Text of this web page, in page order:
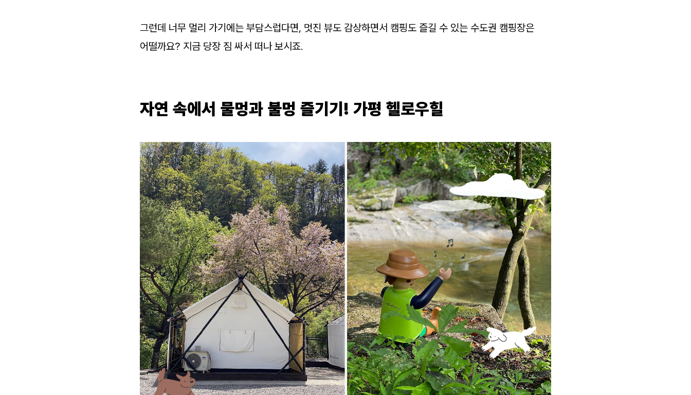
그런데 너무 멀리 가기에는 부담스럽다면, 멋진 뷰도 감상하면서 캠핑도 즐길 수 있는 수도권 캠핑장은
어떨까요? 지금 당장 짐 싸서 떠나 보시죠.
자연 속에서 물멍과 불멍 즐기기! 가평 헬로우힐